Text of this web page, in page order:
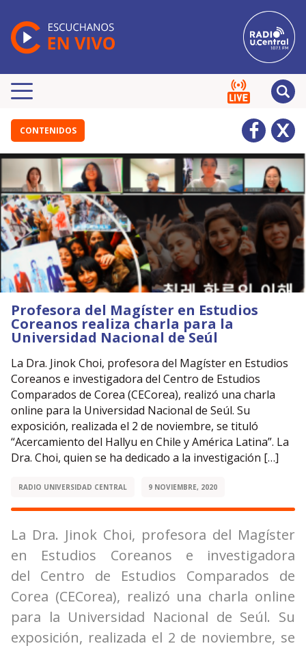
CONTENIDOS
Profesora del Magíster en Estudios
Coreanos realiza charla para la
Universidad Nacional de Seúl
La Dra. Jinok Choi, profesora del Magíster en Estudios
Coreanos e investigadora del Centro de Estudios
Comparados de Corea (CECorea), realizó una charla
online para la Universidad Nacional de Seúl. Su
exposición, realizada el 2 de noviembre, se tituló
“Acercamiento del Hallyu en Chile y América Latina”. La
Dra. Choi, quien se ha dedicado a la investigación […]
RADIO UNIVERSIDAD CENTRAL 9 NOVIEMBRE, 2020
La Dra. Jinok Choi, profesora del Magíster
en Estudios Coreanos e investigadora
del Centro de Estudios Comparados de
Corea (CECorea), realizó una charla online
para la Universidad Nacional de Seúl. Su
exposición, realizada el 2 de noviembre, se